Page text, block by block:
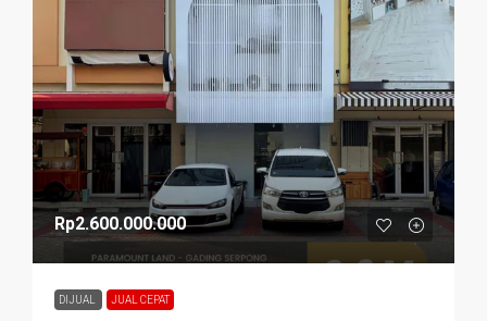
Rp2.600.000.000
DIJUAL JUAL CEPAT